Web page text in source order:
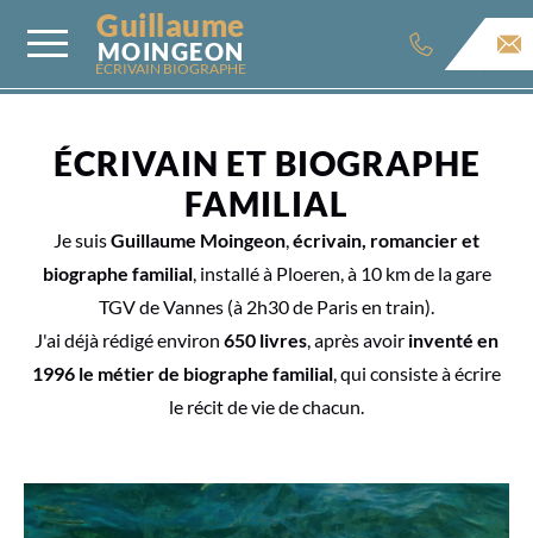
Guillaume
MOINGEON
ÉCRIVAIN BIOGRAPHE
ÉCRIVAIN ET BIOGRAPHE
FAMILIAL
Je suisGuillaume Moingeon,écrivain, romancier et
biographe familial, installé à Ploeren, à 10 km de la gare
TGV de Vannes (à 2h30 de Paris en train).
J'ai déjà rédigé environ 650 livres, après avoir inventé en
1996 le métier de biographe familial, qui consiste à écrire
le récit de vie de chacun.